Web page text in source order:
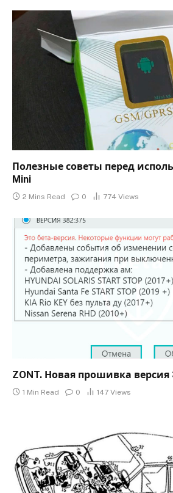
Полезные советы перед
Mini
2 Mins Read 0 774 Views
ZONT. Новая прошивка
1 Min Read 0 147 Views